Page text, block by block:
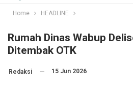
Home HEADLINE
Rumah Dinas Wabup
Ditembak OTK
Redaksi 15 Jun 2026